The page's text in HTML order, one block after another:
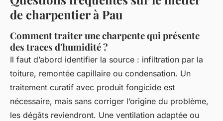
de charpentier à Pau
Comment traiter une charpente qui présente
des traces d'humidité ?
Il faut d’abord identifier la source : infiltration par la
toiture, remontée capillaire ou condensation. Un
traitement curatif avec produit fongicide est
nécessaire, mais sans corriger l’origine du problème,
les dégâts reviendront. Une ventilation adaptée ou